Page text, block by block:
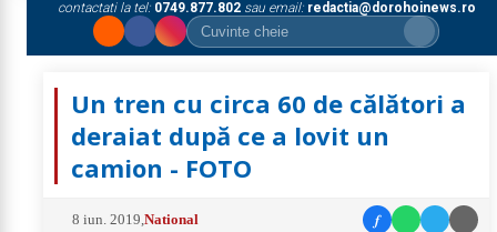
contactati la tel: 0749.877.802sau email: redactia@dorohoinews.ro
Un tren cu circa 60 de călători a
deraiat după ce a lovit un
camion - FOTO
8 iun. 2019 ,National f